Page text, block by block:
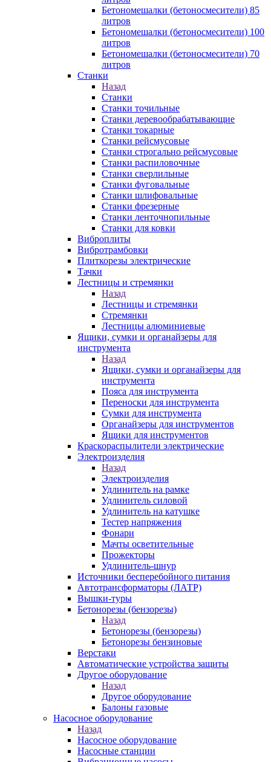
Бетономешалки (бетоносмесители) 85
литров
Бетономешалки (бетоносмесители) 100
литров
Бетономешалки (бетоносмесители) 70
литров
Станки
Назад
Станки
Станки точильные
Станки деревообрабатывающие
Станки токарные
Станки рейсмусовые
Станки строгально рейсмусовые
Станки распиловочные
Станки сверлильные
Станки фуговальные
Станки шлифовальные
Станки фрезерные
Станки ленточнопильные
Станки для ковки
Виброплиты
Вибротрамбовки
Плиткорезы электрические
Тачки
Лестницы и стремянки
Назад
Лестницы и стремянки
Стремянки
Лестницы алюминиевые
Ящики, сумки и органайзеры для
инструмента
Назад
Ящики, сумки и органайзеры для
инструмента
Пояса для инструмента
Переноски для инструмента
Сумки для инструмента
Органайзеры для инструментов
Ящики для инструментов
Краскораспылители электрические
Электроизделия
Назад
Электроизделия
Удлинитель на рамке
Удлинитель силовой
Удлинитель на катушке
Тестер напряжения
Фонари
Мачты осветительные
Прожекторы
Удлинитель-шнур
Источники бесперебойного питания
Автотрансформаторы (ЛАТР)
Вышки-туры
Бетонорезы (бензорезы)
Назад
Бетонорезы (бензорезы)
Бетонорезы бензиновые
Верстаки
Автоматические устройства защиты
Другое оборудование
Назад
Другое оборудование
Балоны газовые
Насосное оборудование
Назад
Насосное оборудование
Насосные станции